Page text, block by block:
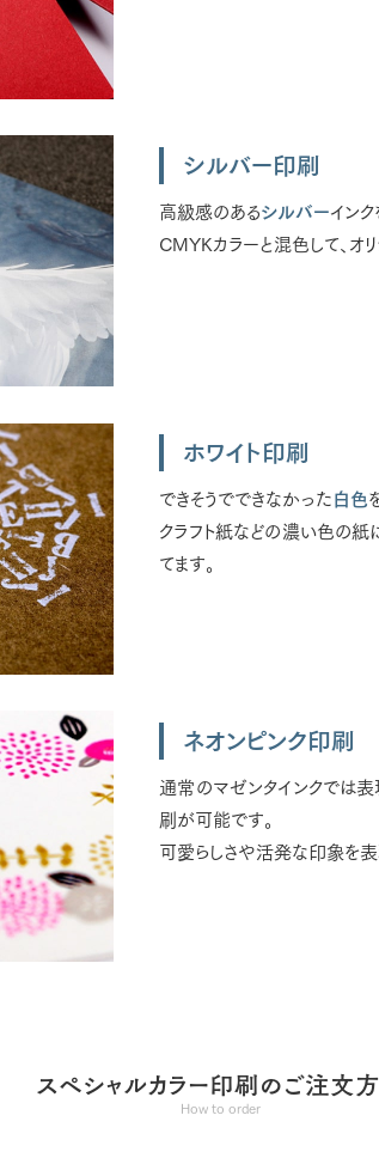
シルバー印刷
高級感のあるシルバーイン
CMYKカラーと混色して、オ
ホワイト印刷
できそうでできなかった 白色
クラフト紙などの濃い色の
てます。
ネオンピンク印刷
通常のマゼンタインクでは
刷が可能です。
可愛らしさや活発な印象を表
スペシャルカラー印刷のご注文
How to order